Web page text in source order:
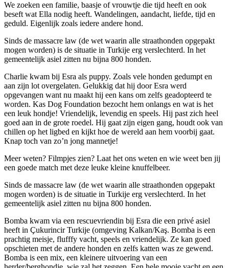
We zoeken een familie, baasje of vrouwtje die tijd heeft en ook
beseft wat Ella nodig heeft. Wandelingen, aandacht, liefde, tijd en
geduld. Eigenlijk zoals iedere andere hond.
Sinds de massacre law (de wet waarin alle straathonden opgepakt
mogen worden) is de situatie in Turkije erg verslechterd. In het
gemeentelijk asiel zitten nu bijna 800 honden.
Charlie kwam bij Esra als puppy. Zoals vele honden gedumpt en
aan zijn lot overgelaten. Gelukkig dat hij door Esra werd
opgevangen want nu maakt hij een kans om zelfs geadopteerd te
worden. Kas Dog Foundation bezocht hem onlangs en wat is het
een leuk hondje! Vriendelijk, levendig en speels. Hij past zich heel
goed aan in de grote roedel. Hij gaat zijn eigen gang, houdt ook van
chillen op het ligbed en kijkt hoe de wereld aan hem voorbij gaat.
Knap toch van zo’n jong mannetje!
Meer weten? Filmpjes zien? Laat het ons weten en wie weet ben jij
een goede match met deze leuke kleine knuffelbeer.
Sinds de massacre law (de wet waarin alle straathonden opgepakt
mogen worden) is de situatie in Turkije erg verslechterd. In het
gemeentelijk asiel zitten nu bijna 800 honden.
Bomba kwam via een rescuevriendin bij Esra die een privé asiel
heeft in Çukurincir Turkije (omgeving Kalkan/Kaş. Bomba is een
prachtig meisje, flufffy vacht, speels en vriendelijk. Ze kan goed
opschieten met de andere honden en zelfs katten was ze gewend.
Bomba is een mix, een kleinere uitvoering van een